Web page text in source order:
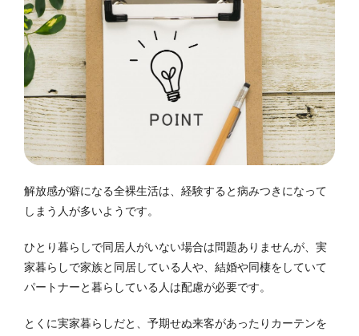
解放感が癖になる全裸生活は、経験すると病みつきになって
しまう人が多いようです。
ひとり暮らしで同居人がいない場合は問題ありませんが、実
家暮らしで家族と同居している人や、結婚や同棲をしていて
パートナーと暮らしている人は配慮が必要です。
とくに実家暮らしだと、予期せぬ来客があったりカーテンを